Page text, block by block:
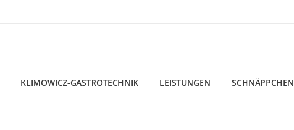
KLIMOWICZ-GASTROTECHNIK LEISTUNGEN SCHNÄPPCHEN